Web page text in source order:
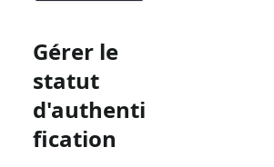
Gérer le
statut
d'authenti
fication